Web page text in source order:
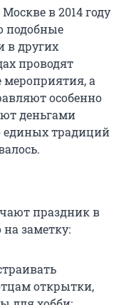
в 2014 году
подобные
в других
проводят
мероприятия, а
особенно
деньгами
единых традиций
праздник в
на заметку:
открытки,